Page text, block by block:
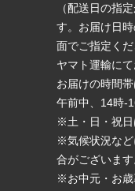
（配送日の指
す。お届け日
面でご指定くだ
ヤマト運輸にて
お届けの時間
午前中、14時-
※土・日・祝日
※気候状況など
合がございます
※お中元・お歳